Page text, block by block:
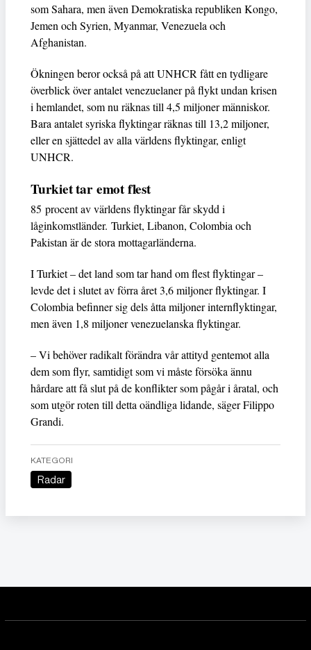
som Sahara, men även Demokratiska republiken Kongo,
Jemen och Syrien, Myanmar, Venezuela och
Afghanistan.
Ökningen beror också på att UNHCR fått en tydligare
överblick över antalet venezuelaner på flykt undan krisen
i hemlandet, som nu räknas till 4,5 miljoner människor.
Bara antalet syriska flyktingar räknas till 13,2 miljoner,
eller en sjättedel av alla världens flyktingar, enligt
UNHCR.
Turkiet tar emot flest
85 procent av världens flyktingar får skydd i
låginkomstländer. Turkiet, Libanon, Colombia och
Pakistan är de stora mottagarländerna.
I Turkiet – det land som tar hand om flest flyktingar –
levde det i slutet av förra året 3,6 miljoner flyktingar. I
Colombia befinner sig dels åtta miljoner internflyktingar,
men även 1,8 miljoner venezuelanska flyktingar.
– Vi behöver radikalt förändra vår attityd gentemot alla
dem som flyr, samtidigt som vi måste försöka ännu
hårdare att få slut på de konflikter som pågår i åratal, och
som utgör roten till detta oändliga lidande, säger Filippo
Grandi.
KATEGORI
Radar